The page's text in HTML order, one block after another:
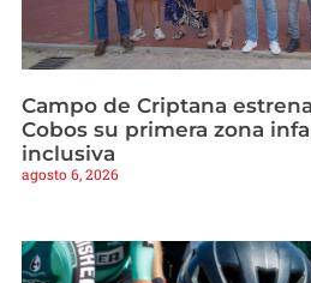
Campo de Criptana
Cobos su primera zona
inclusiva
agosto 6, 2026